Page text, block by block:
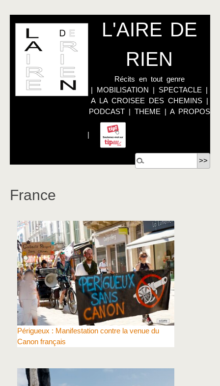
L'AIRE DE
RIEN
Récits en tout genre
| MOBILISATION | SPECTACLE |
A LA CROISEE DES CHEMINS|
PODCAST| THEME | A PROPOS
|
France
Périgueux : Manifestation contre la venue du
Canon français